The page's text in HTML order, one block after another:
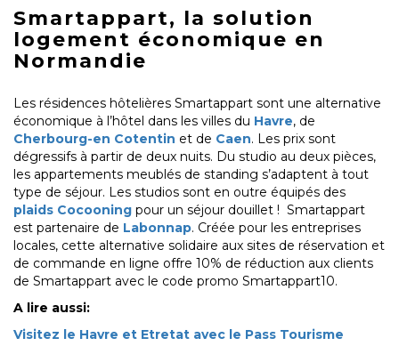
Smartappart, la solution
logement économique en
Normandie
Les résidences hôtelières Smartappart sont une alternative
économique à l’hôtel dans les villes du Havre, de
Cherbourg-en Cotentin et de Caen. Les prix sont
dégressifs à partir de deux nuits. Du studio au deux pièces,
les appartements meublés de standing s’adaptent à tout
type de séjour. Les studios sont en outre équipés des
plaids Cocooning pour un séjour douillet ! Smartappart
est partenaire de Labonnap. Créée pour les entreprises
locales, cette alternative solidaire aux sites de réservation et
de commande en ligne offre 10% de réduction aux clients
de Smartappart avec le code promo Smartappart10.
A lire aussi:
Visitez le Havre et Etretat avec le Pass Tourisme